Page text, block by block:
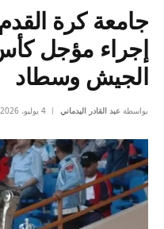
جامعة كرة
إجراء مؤجل
الجيش وسطاد
بواسطة عبد القادر اليدماني 4 يوليو، 2026